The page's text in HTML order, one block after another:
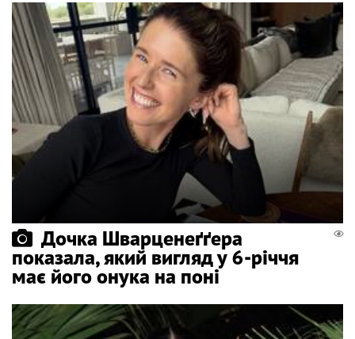
Дочка Шварценеґґера
показала, який вигляд у 6-річчя
має його онука на поні